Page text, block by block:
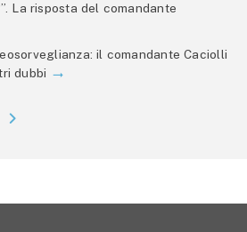
La risposta del comandante
il comandante Caciolli
dubbi